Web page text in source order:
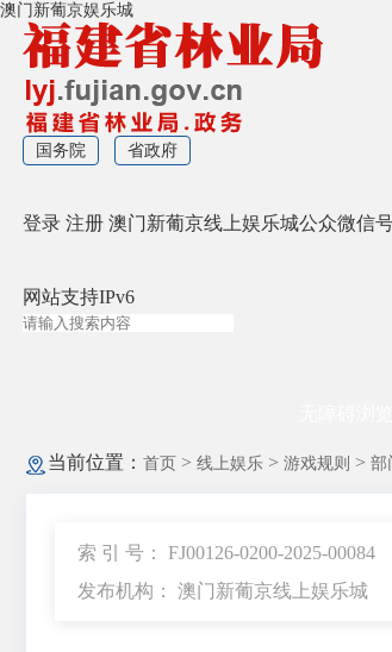
澳门新葡京娱乐城
国务院 省政府
登录 注册 澳门新葡京线上娱乐城公众微信
网站支持IPv6
当前位置： 首页 > 线上娱乐 > 游戏规则 > 部
索 引 号： FJ00126-0200-2025-00084
发布机构： 澳门新葡京线上娱乐城